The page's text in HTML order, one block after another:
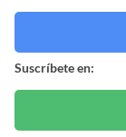
Suscríbete en: